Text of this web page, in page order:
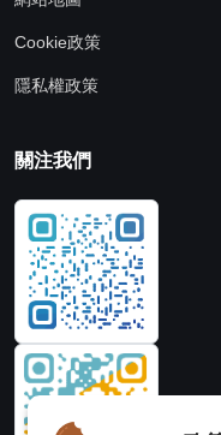
Cookie政策
隱私權政策
關注我們